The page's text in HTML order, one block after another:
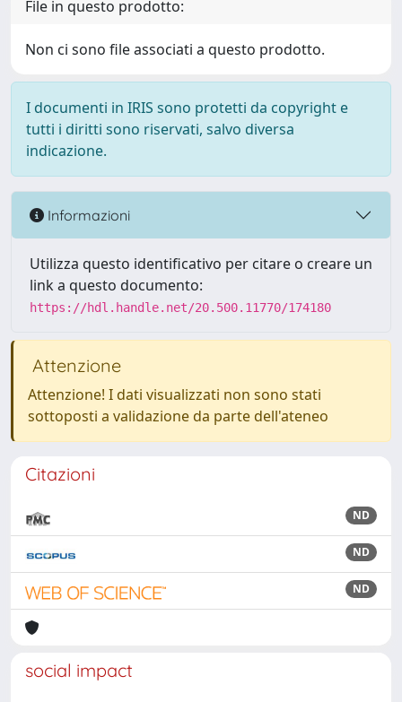
File in questo prodotto:
Non ci sono file associati a questo prodotto.
I documenti in IRIS sono protetti da copyright e
tutti i diritti sono riservati, salvo diversa
indicazione.
Informazioni
Utilizza questo identificativo per citare o creare un
link a questo documento:
https://hdl.handle.net/20.500.11770/174180
Attenzione
Attenzione! I dati visualizzati non sono stati
sottoposti a validazione da parte dell'ateneo
Citazioni
ND
ND
ND
social impact